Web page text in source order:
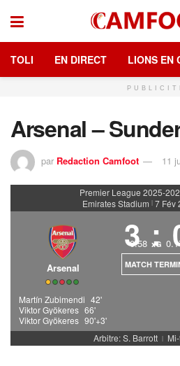
TOLI EN DIRECT LIONS EN
Arsenal –
par Redaction Camfoot 11
Premier League 2025-
Emirates Stadium | 7 Fév
Arsenal
3 :
0.58 xG
MATCH
Martín Zubimendi 42'
Viktor Gyökeres 66'
Viktor Gyökeres 90'+3'
Arbitre: S. Barrott |